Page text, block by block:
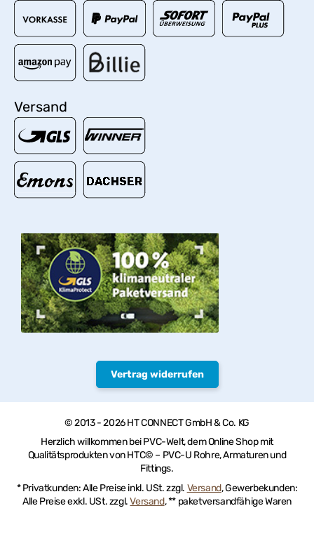
Versand
Vertrag widerrufen
© 2013 - 2026 HT CONNECT GmbH & Co. KG
Herzlich willkommen bei PVC-Welt, dem Online Shop mit
Qualitätsprodukten von HTC© – PVC-U Rohre, Armaturen und
Fittings.
* Privatkunden: Alle Preise inkl. USt. zzgl. Versand, Gewerbekunden:
Alle Preise exkl. USt. zzgl.Versand, ** paketversandfähige Waren